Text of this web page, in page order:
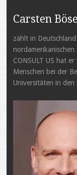
Carsten
zählt in
CONSULT US hat
Menschen bei der
Universitäten in den